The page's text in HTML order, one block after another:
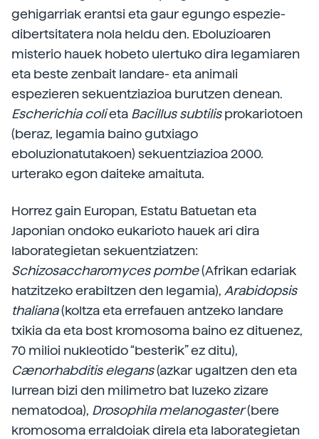
gehigarriak erantsi eta gaur egungo espezie-
dibertsitatera nola heldu den. Eboluzioaren
misterio hauek hobeto ulertuko dira legamiaren
eta beste zenbait landare- eta animali
espezieren sekuentziazioa burutzen denean.
Escherichiacolieta Bacillussubtilisprokariotoen
(beraz, legamia baino gutxiago
eboluzionatutakoen) sekuentziazioa 2000.
urterako egon daiteke amaituta.
Horrez gain Europan, Estatu Batuetan eta
Japonian ondoko eukarioto hauek ari dira
laborategietan sekuentziatzen:
Schizosaccharomycespombe(Afrikan edariak
hatzitzeko erabiltzen den legamia), Arabidopsis
thaliana(koltza eta errefauen antzeko landare
txikia da eta bost kromosoma baino ez dituenez,
70 milioi nukleotido “besterik” ez ditu),
Cænorhabditiselegans(azkar ugaltzen den eta
lurrean bizi den milimetro bat luzeko zizare
nematodoa), Drosophilamelanogaster(bere
kromosoma erraldoiak direla eta laborategietan